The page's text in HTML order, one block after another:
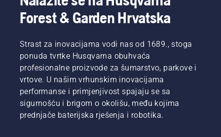
Nožem
za travu
lako
gustu
travu i
ostvarujete
brži i
lakši rez.
Pogledajte
ovaj
kratki
Forest & Garden Hrvatska
Strast za inovacijama vodi nas od 1689., stoga
ponuda tvrtke Husqvarna obuhvaća
profesionalne proizvode za šumarstvo, parkove i
vrtove. U našim vrhunskim inovacijama
performanse i primjenjivost spajaju se sa
sigurnošću i brigom o okolišu, među kojima
prednjače baterijska rješenja i robotika.